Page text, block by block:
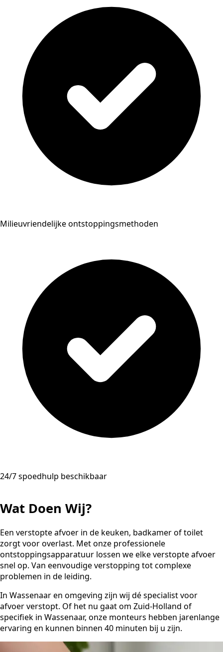
Milieuvriendelijke ontstoppingsmethoden
24/7 spoedhulp beschikbaar
Wat Doen Wij?
Een verstopte afvoer in de keuken, badkamer of toilet
zorgt voor overlast. Met onze professionele
ontstoppingsapparatuur lossen we elke verstopte afvoer
snel op. Van eenvoudige verstopping tot complexe
problemen in de leiding.
In Wassenaar en omgeving zijn wij dé specialist voor
afvoer verstopt. Of het nu gaat om Zuid-Holland of
specifiek in Wassenaar, onze monteurs hebben jarenlange
ervaring en kunnen binnen 40 minuten bij u zijn.